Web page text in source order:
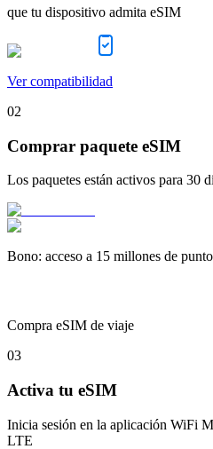
que tu dispositivo admita eSIM
Ver compatibilidad
02
Comprar paquete eSIM
Los paquetes están activos para 30
Bono: acceso a 15 millones de
Compra eSIM de viaje
03
Activa tu eSIM
Inicia sesión en la aplicación WiFi
LTE